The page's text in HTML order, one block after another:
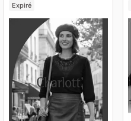
Expiré